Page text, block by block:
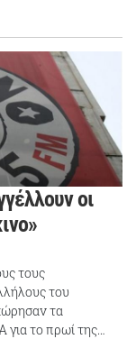
οι
τους
του
τα
για το πρωί της…